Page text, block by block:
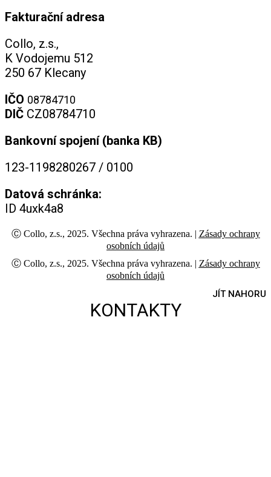
Fakturační adresa
Collo, z.s.,
K Vodojemu 512
250 67 Klecany
IČO 08784710
DIČ CZ08784710
Bankovní spojení (banka KB)
123-1198280267 / 0100
Datová schránka:
ID 4uxk4a8
Ⓒ Collo, z.s., 2025. Všechna práva vyhrazena. | Zásady ochrany
osobních údajů
JÍT NAHORU
Ⓒ Collo, z.s., 2025. Všechna práva vyhrazena. | Zásady ochrany
osobních údajů
KONTAKTY